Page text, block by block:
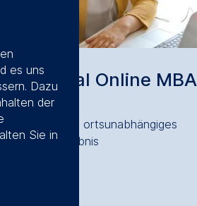
Global Online MBA
Ein völlig ortsunabhängiges
Lernerlebnis
es uns
Dazu
der
Sie in